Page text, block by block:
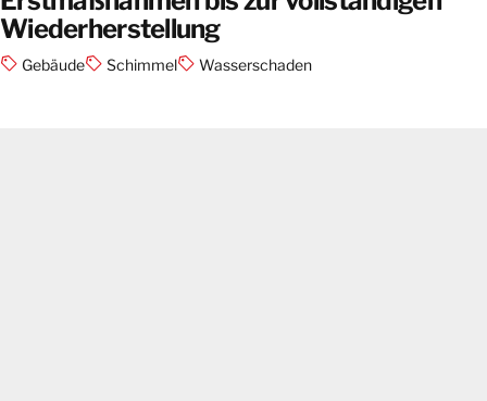
Wiederherstellung
Gebäude Schimmel Wasserschaden